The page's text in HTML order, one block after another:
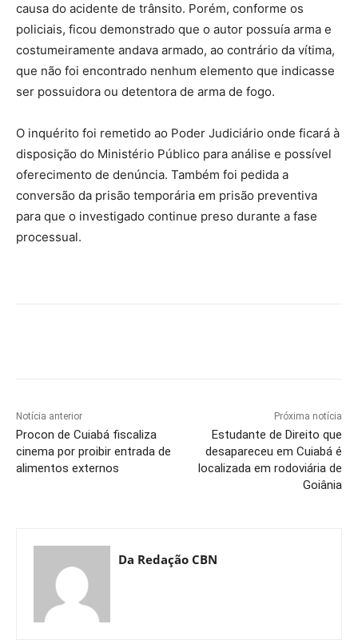
causa do acidente de trânsito. Porém, conforme os
policiais, ficou demonstrado que o autor possuía arma e
costumeiramente andava armado, ao contrário da vítima,
que não foi encontrado nenhum elemento que indicasse
ser possuidora ou detentora de arma de fogo.
O inquérito foi remetido ao Poder Judiciário onde ficará à
disposição do Ministério Público para análise e possível
oferecimento de denúncia. Também foi pedida a
conversão da prisão temporária em prisão preventiva
para que o investigado continue preso durante a fase
processual.
Notícia anterior
Procon de Cuiabá fiscaliza
cinema por proibir entrada de
alimentos externos
Próxima notícia
Estudante de Direito que
desapareceu em Cuiabá é
localizada em rodoviária de
Goiânia
Da Redação CBN